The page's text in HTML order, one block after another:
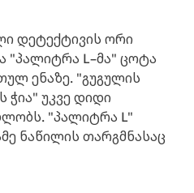
დეტექტივის ორი
"პალიტრა L–მა" ცოტა
ენაზე. "გუგულის
ჭია" უკვე დიდი
"პალიტრა L"
ნაწილის თარგმნასაც